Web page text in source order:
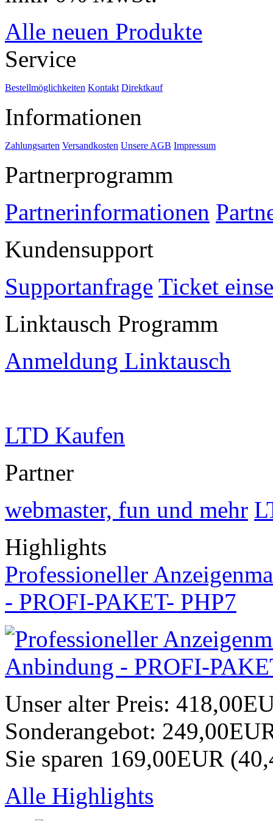
Alle neuen Produkte
Service
Bestellmöglichkeiten Kontakt Direktkauf
Informationen
Zahlungsarten Versandkosten Unsere AGB Impressum
Partnerprogramm
Partnerinformationen
Kundensupport
Supportanfrage Ticket
Linktausch Programm
Anmeldung Linktausch
LTD Kaufen
Partner
webmaster, fun und mehr
Highlights
Professioneller
- PROFI-PAKET- PHP7
Unser alter Preis:
Sonderangebot:
Sie sparen 169,00EUR
Alle Highlights